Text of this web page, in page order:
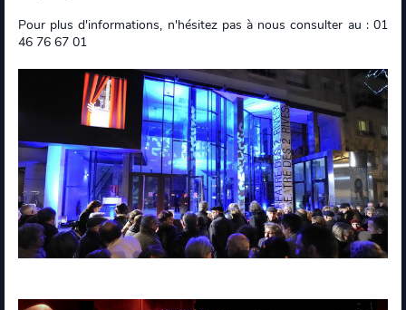
Pour plus d'informations, n'hésitez pas à nous consulter au : 01
46 76 67 01